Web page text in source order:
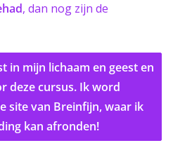
, dan nog zijn de
in mijn lichaam en geest en
deze cursus. Ik word
site van Breinfijn, waar ik
kan afronden!